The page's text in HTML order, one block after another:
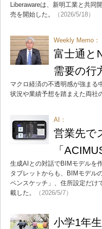
Liberawareは、新明工業と共
売を開始した。
（2026/5/18）
Weekly Memo：
富士通と
需要の行
マクロ経済の不透明感が強まる
状況や業績予想を踏まえた両社
AI：
営業先
「
生成AIとの対話でBIMモデルを
タブレットからも、BIMモデル
ペンスケッチ」、住所設定だけ
載した。
（2026/5/7）
小学1年